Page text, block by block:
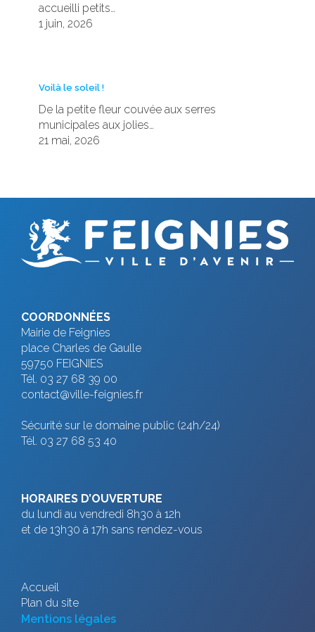
accueilli petits…
1 juin, 2026
Voilà le soleil !
De la petite fleur couvée aux serres
municipales aux jolies…
21 mai, 2026
COORDONNÉES
Mairie de Feignies
place Charles de Gaulle
59750 FEIGNIES
Tél. 03 27 68 39 00
contact@ville-feignies.fr
Sécurité sur le domaine public (24h/24)
Tél. 03 27 68 53 40
HORAIRES D’OUVERTURE
du lundi au vendredi 8h30 à 12h
et de 13h30 à 17h sans rendez-vous
Accueil
Plan du site
Mentions légales